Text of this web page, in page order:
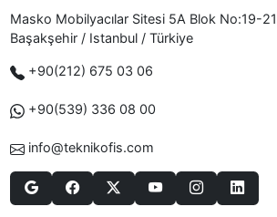
Masko Mobilyacılar Sitesi 5A Blok No:19-
Başakşehir / Istanbul / Türkiye
+90(212) 675 03 06
+90(539) 336 08 00
info@teknikofis.com